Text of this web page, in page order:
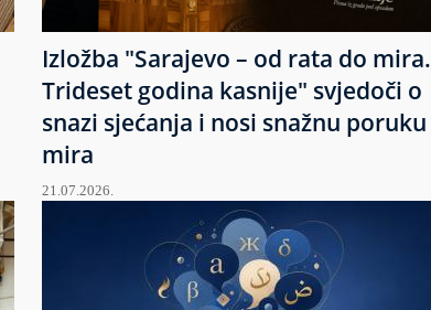
Izložba "Sarajevo – od rata do mira.
Trideset godina kasnije" svjedoči o
snazi sjećanja i nosi snažnu poruku
mira
21.07.2026.